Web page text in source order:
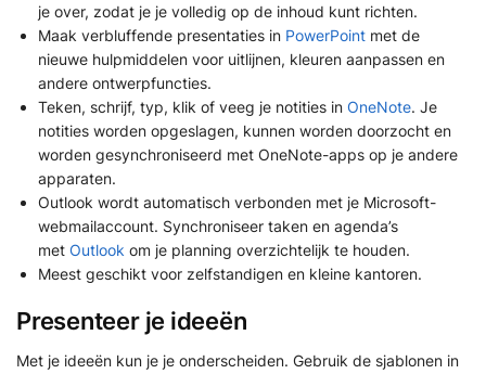
je over, zodat je je volledig op de inhoud kunt richten.
Maak verbluffende presentaties in PowerPoint met de
nieuwe hulpmiddelen voor uitlijnen, kleuren aanpassen en
andere ontwerpfuncties.
Teken, schrijf, typ, klik of veeg je notities in OneNote. Je
notities worden opgeslagen, kunnen worden doorzocht en
worden gesynchroniseerd met OneNote-apps op je andere
apparaten.
Outlook wordt automatisch verbonden met je Microsoft-
webmailaccount. Synchroniseer taken en agenda’s
met Outlook om je planning overzichtelijk te houden.
Meest geschikt voor zelfstandigen en kleine kantoren.
Presenteer je ideeën
Met je ideeën kun je je onderscheiden. Gebruik de sjablonen in